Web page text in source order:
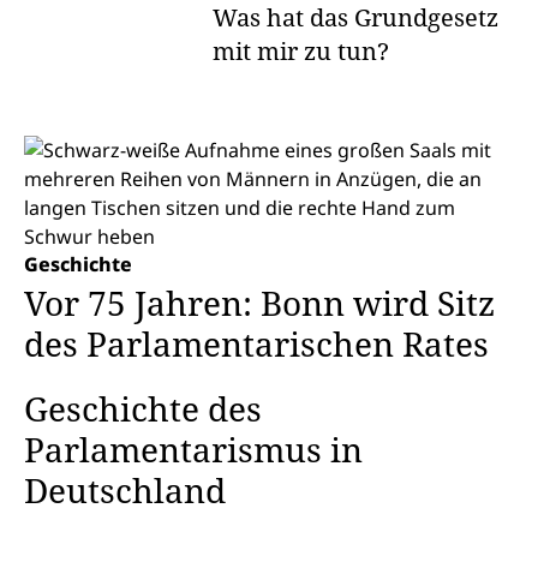
Was hat das Grundgesetz
mit mir zu tun?
Geschichte
Vor 75 Jahren: Bonn wird Sitz
des Parlamentarischen Rates
Geschichte des
Parlamentarismus in
Deutschland